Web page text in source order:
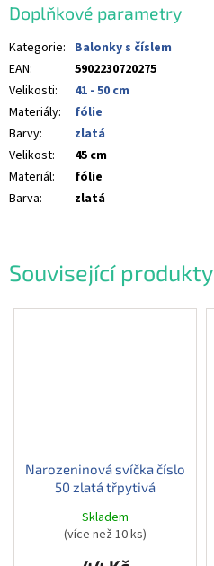
Související produkty
Narozeninová svíčka číslo
50 zlatá třpytivá
Skladem
(více než 10 ks)
Doplňkové parametry
Kategorie: Balonky s číslem
EAN:
5902230720275
Velikosti:
41 - 50 cm
Materiály:
fólie
Barvy:
zlatá
Velikost:
45 cm
Materiál:
fólie
Barva: zlatá